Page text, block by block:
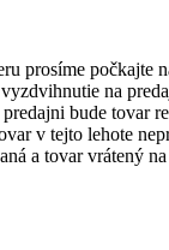
prosíme počkajte
na
bude tovar
v tejto lehote
a tovar vrátený